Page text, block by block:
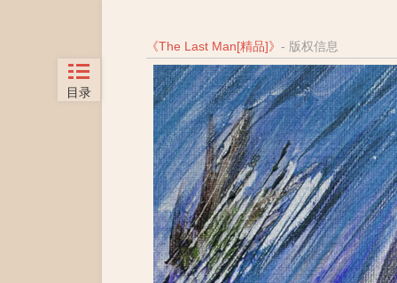
《The Last Man[精品]》 - 版权信息
目录